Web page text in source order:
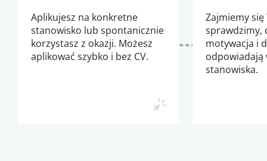
Aplikujesz na konkretne
stanowisko lub spontanicznie
korzystasz z okazji. Możesz
aplikować szybko i bez CV.
Zajmiemy
sprawdzimy,
motywacja i
odpowiadają
stanowiska.